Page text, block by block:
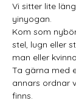
Vi sitter lite
yinyogan.
Kom som
stel, lugn eller
man eller kvinna
Ta gärna med
annars ordnar
finns.